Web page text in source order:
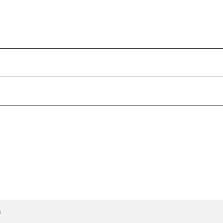
верхнем углу.
к оформлению".
доставки и оплаты, далее нажмите "подтвердить
вашего бренда в нужный бренд по длине стельки
товарный вид изделия, бирки и упаковки - это
также сразу же придет смс и имейл, что посылку можно